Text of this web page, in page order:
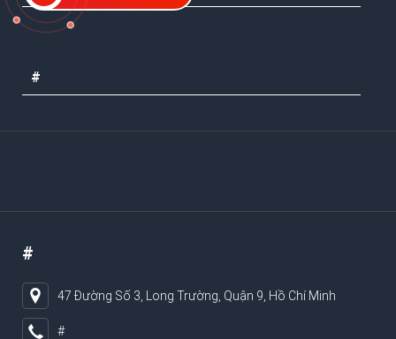
#
#
47 Đường Số 3, Long Trường, Quận 9, Hồ Chí Minh
#